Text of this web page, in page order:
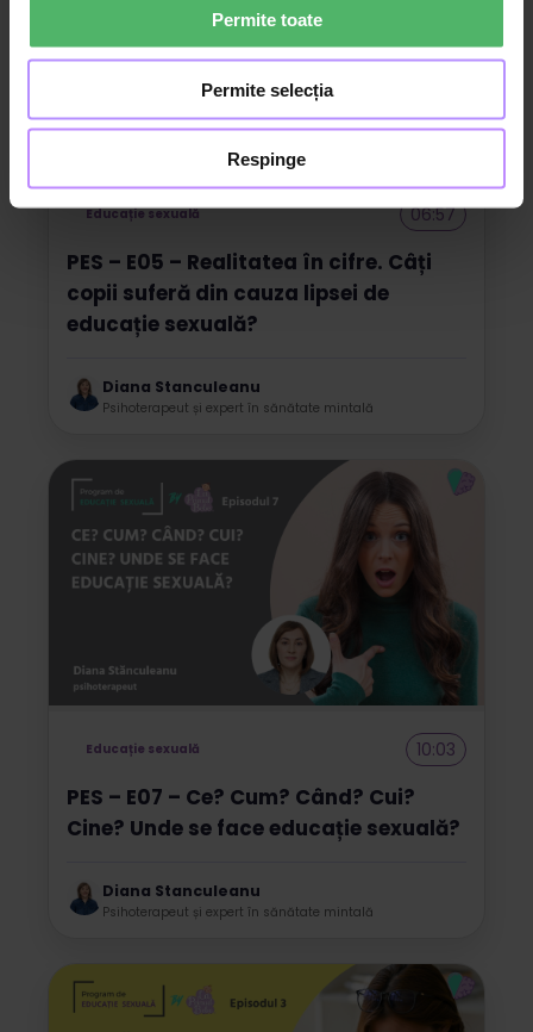
Permite toate
Permite selecția
Respinge
Educație sexuală 06:57
PES – E05 – Realitatea în cifre. Câți
copii suferă din cauza lipsei de
educație sexuală?
Diana Stanculeanu
Psihoterapeut și expert în sănătate mintală
Educație sexuală 10:03
PES – E07 – Ce? Cum? Când? Cui?
Cine? Unde se face educație sexuală?
Diana Stanculeanu
Psihoterapeut și expert în sănătate mintală